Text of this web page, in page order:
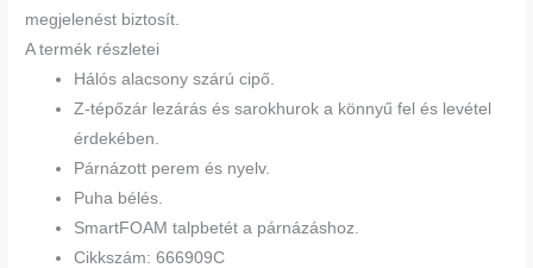
megjelenést biztosít.
A termék részletei
Hálós alacsony szárú cipő.
Z-tépőzár lezárás és sarokhurok a könnyű fel és levétel
érdekében.
Párnázott perem és nyelv.
Puha bélés.
SmartFOAM talpbetét a párnázáshoz.
Cikkszám:666909C